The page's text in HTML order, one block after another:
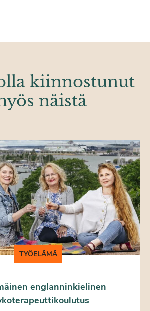
kiinnostunut
näistä
TYÖELÄMÄ
englanninkielinen